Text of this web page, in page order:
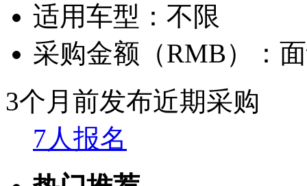
适用车型： 不限
采购金额（RMB）：
3个月前发布近期采购
7人报名